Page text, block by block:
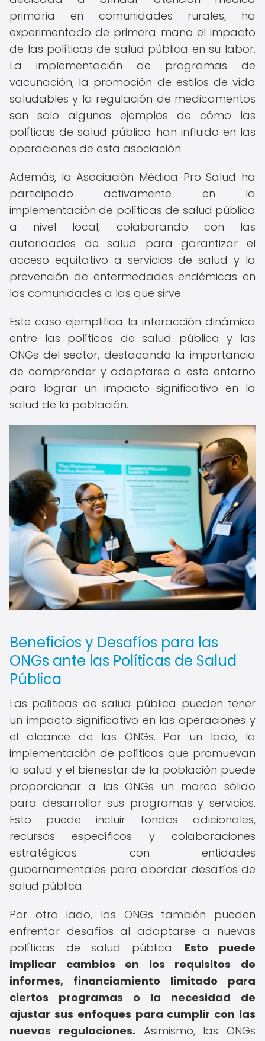
primaria en comunidades rurales, ha
experimentado de primera mano el impacto
de las políticas de salud pública en su labor.
La implementación de programas de
vacunación, la promoción de estilos de vida
saludables y la regulación de medicamentos
son solo algunos ejemplos de cómo las
políticas de salud pública han influido en las
operaciones de esta asociación.
Además, la Asociación Médica Pro Salud ha
participado activamente en la
implementación de políticas de salud pública
a nivel local, colaborando con las
autoridades de salud para garantizar el
acceso equitativo a servicios de salud y la
prevención de enfermedades endémicas en
las comunidades a las que sirve.
Este caso ejemplifica la interacción dinámica
entre las políticas de salud pública y las
ONGs del sector, destacando la importancia
de comprender y adaptarse a este entorno
para lograr un impacto significativo en la
salud de la población.
Beneficios y Desafíos para las
ONGs ante las Políticas de Salud
Pública
Las políticas de salud pública pueden tener
un impacto significativo en las operaciones y
el alcance de las ONGs. Por un lado, la
implementación de políticas que promuevan
la salud y el bienestar de la población puede
proporcionar a las ONGs un marco sólido
para desarrollar sus programas y servicios.
Esto puede incluir fondos adicionales,
recursos específicos y colaboraciones
estratégicas con entidades
gubernamentales para abordar desafíos de
salud pública.
Por otro lado, las ONGs también pueden
enfrentar desafíos al adaptarse a nuevas
políticas de salud pública. Esto puede
implicar cambios en los requisitos de
informes, financiamiento limitado para
ciertos programas o la necesidad de
ajustar sus enfoques para cumplir con las
nuevas regulaciones. Asimismo, las ONGs